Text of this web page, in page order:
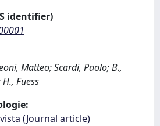
identifier)
Matteo; Scardi, Paolo; B.,
Fuess
(Journal article)